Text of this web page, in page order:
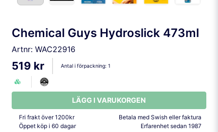
Chemical Guys Hydroslick 473ml
Artnr: WAC22916
519 kr Antal i förpackning: 1
LÄGG I VARUKORGEN
Fri frakt över 1200kr
Betala med Swish eller faktura
Öppet köp i 60 dagar
Erfarenhet sedan 1987